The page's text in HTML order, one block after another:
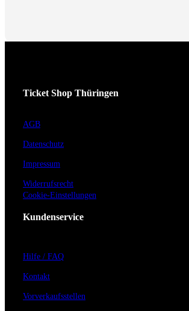
Ticket Shop Thüringen
AGB
Datenschutz
Impressum
Widerrufsrecht
Cookie-Einstellungen
Kundenservice
Hilfe / FAQ
Kontakt
Vorverkaufsstellen